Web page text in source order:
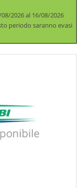
2026 al 16/08/2026
periodo saranno evasi